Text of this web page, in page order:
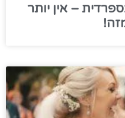
– אין יותר